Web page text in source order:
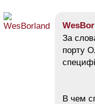
За
порту
В чем